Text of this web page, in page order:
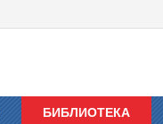
БИБЛИОТЕКА